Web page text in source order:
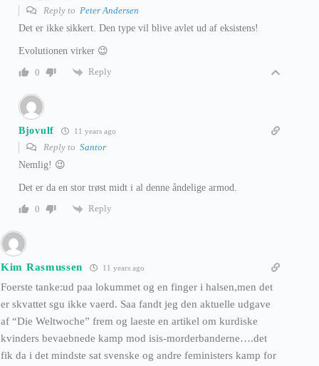
Reply to Peter Andersen
Det er ikke sikkert. Den type vil blive avlet ud af eksistens!
Evolutionen virker 😉
0
Reply
Bjovulf 11 years ago
Reply to Santor
Nemlig! 😉
Det er da en stor trøst midt i al denne åndelige armod.
0
Reply
Kim Rasmussen 11 years ago
Foerste tanke:ud paa lokummet og en finger i halsen,men det
er skvattet sgu ikke vaerd. Saa fandt jeg den aktuelle udgave
af “Die Weltwoche” frem og laeste en artikel om kurdiske
kvinders bevaebnede kamp mod isis-morderbanderne….det
fik da i det mindste sat svenske og andre feministers kamp for